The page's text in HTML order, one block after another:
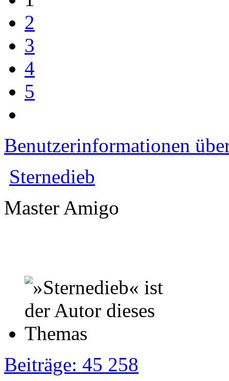
2
3
4
5
Benutzerinformationen
Sternedieb
Master Amigo
Beiträge: 45 258